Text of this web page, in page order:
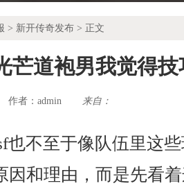
> 新开传奇发布 > 正文
芒道袍男我觉得技
作者： admin 来自：
不至于像队伍里这
因和理由，而是先看